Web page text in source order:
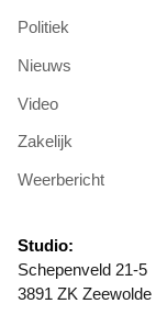
Politiek
Nieuws
Video
Zakelijk
Weerbericht
Studio:
Schepenveld 21-5
3891 ZK Zeewolde